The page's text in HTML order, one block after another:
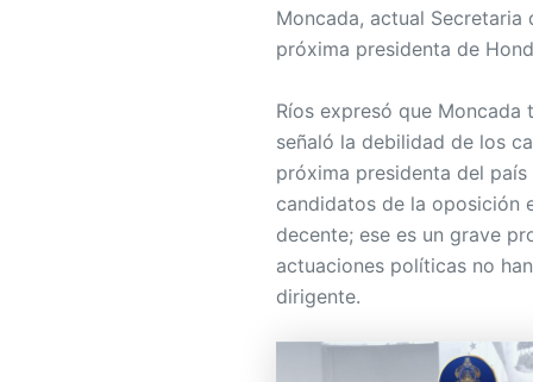
Moncada, actual
próxima presidenta de
Ríos expresó que
señaló la debilidad de los
próxima presidenta del
candidatos de la oposición
decente; ese es un grave
actuaciones políticas no
dirigente.